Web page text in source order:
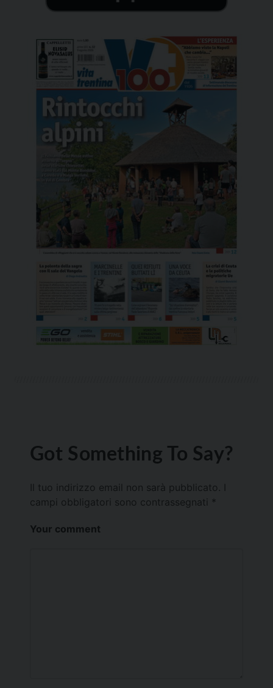
Got Something To Say?
Il tuo indirizzo email non sarà pubblicato.
campi obbligatori sono contrassegnati *
Your comment